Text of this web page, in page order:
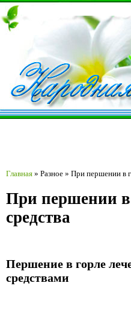
Главная » Разное » При першении в
При першении в
средства
Першение в горле
средствами